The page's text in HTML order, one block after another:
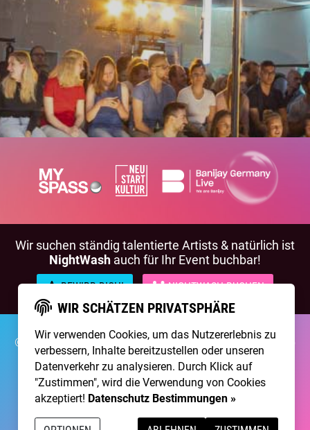
Wir suchen ständig talentierte Artists & natürlich ist
NightWash auch für Ihr Event buchbar!
BEWIRB DICH! NIGHTWASH BUCHEN
©2026 Brainpool LiveÜber UnsKontaktMembership
ImpressumDatenschutz
Erstellt mit von300 Design
grüner IT
WIR SCHÄTZEN PRIVATSPHÄRE
Wir verwenden Cookies, um das Nutzererlebnis zu
verbessern, Inhalte bereitzustellen oder unseren
Datenverkehr zu analysieren. Durch Klick auf
"Zustimmen", wird die Verwendung von Cookies
akzeptiert! Datenschutz Bestimmungen »